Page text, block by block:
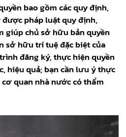
bao gồm các quy định,
pháp luật quy định,
giúp chủ sở hữu bản quyền
sở hữu trí tuệ đặc biệt của
đăng ký, thực hiện quyền
hiệu quả; bạn cần lưu ý thực
quan nhà nước có thẩm